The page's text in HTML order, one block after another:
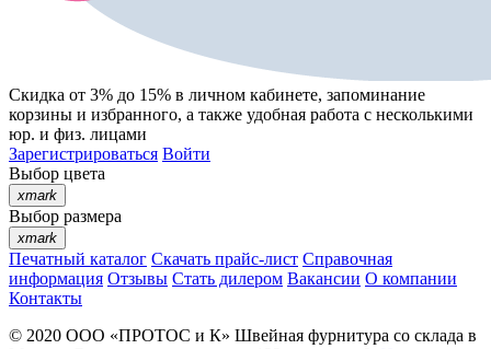
Скидка от 3% до 15% в личном кабинете, запоминание
корзины и избранного, а также удобная работа с несколькими
юр. и физ. лицами
Зарегистрироваться Войти
Выбор цвета
xmark
Выбор размера
xmark
Печатный каталог Скачать прайс-лист Справочная
информация Отзывы Стать дилером Вакансии О компании
Контакты
© 2020 ООО «ПРОТОС и К» Швейная фурнитура со склада в